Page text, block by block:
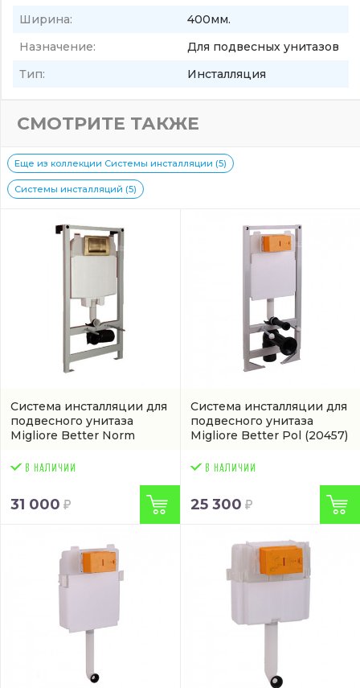
Ширина:
400мм.
Назначение:
Для подвесных унитазов
Тип:
Инсталляция
СМОТРИТЕ ТАКЖЕ
Еще из коллекции Системы инсталляции (5)
Системы инсталляций (5)
Система инсталляции для
подвесного унитаза
Migliore Better Norm
31 000
Система инсталляции для
подвесного унитаза
Migliore Better Pol (20457)
25 300